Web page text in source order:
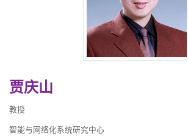
贾庆山
教授
智能与网络化系统研究中心